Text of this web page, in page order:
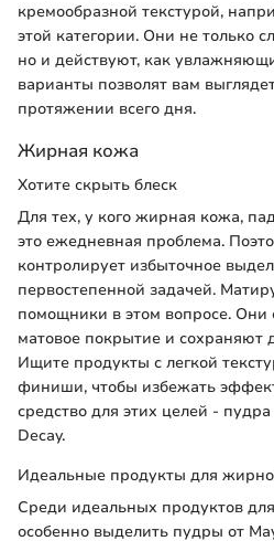
кремообразной текстурой,
этой категории. Они не только
но и действуют, как
варианты позволят вам
протяжении всего дня.
Жирная кожа
Хотите скрыть блеск
Для тех, у кого жирная кожа,
это ежедневная проблема.
контролирует избыточное
первостепенной задачей.
помощники в этом вопросе.
матовое покрытие и сохраняют
Ищите продукты с легкой
финиши, чтобы избежать
средство для этих целей -
Decay.
Идеальные продукты для
Среди идеальных продуктов
особенно выделить пудры от